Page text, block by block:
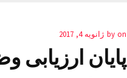
by on ژانویه 4, 2017